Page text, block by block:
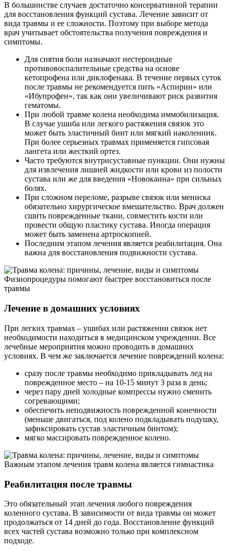
В большинстве случаев достаточно консервативной терапии
для восстановления функций сустава. Лечение зависит от
вида травмы и ее сложности. Поэтому при выборе метода
врач учитывает обстоятельства получения повреждения и
симптомы.
Для снятия боли назначают нестероидные
противовоспалительные средства на основе
кетопрофена или диклофенака. В течение первых суток
после травмы не рекомендуется пить «Аспирин» или
«Ибупрофен», так как они увеличивают риск развития
гематомы.
При любой травме колена необходима иммобилизация.
В случае ушиба или легкого растяжения связок это
может быть эластичный бинт или мягкий наколенник.
При более серьезных травмах применяется гипсовая
лангета или жесткий ортез.
Часто требуются внутрисуставные пункции. Они нужны
для извлечения лишней жидкости или крови из полости
сустава или же для введения «Новокаина» при сильных
болях.
При сложном переломе, разрыве связок или мениска
обязательно хирургическое вмешательство. Врач должен
сшить поврежденные ткани, совместить кости или
провести общую пластику сустава. Иногда операция
может быть заменена артроскопией.
Последним этапом лечения является реабилитация. Она
важна для восстановления подвижности сустава.
Физиопроцедуры помогают быстрее восстановиться после
травмы
Лечение в домашних условиях
При легких травмах – ушибах или растяжении связок нет
необходимости находиться в медицинском учреждении. Все
лечебные мероприятия можно проводить в домашних
условиях. В чем же заключается лечение повреждений колена:
сразу после травмы необходимо прикладывать лед на
поврежденное место – на 10-15 минут 3 раза в день;
через пару дней холодные компрессы нужно сменить
согревающими;
обеспечить неподвижность поврежденной конечности
(меньше двигаться, под колено подкладывать подушку,
зафиксировать сустав эластичным бинтом);
мягко массировать поврежденное колено.
Важным этапом лечения травм колена является гимнастика
Реабилитация после травмы
Это обязательный этап лечения любого повреждения
коленного сустава. В зависимости от вида травмы он может
продолжаться от 14 дней до года. Восстановление функций
всех частей сустава возможно только при комплексном
подходе.